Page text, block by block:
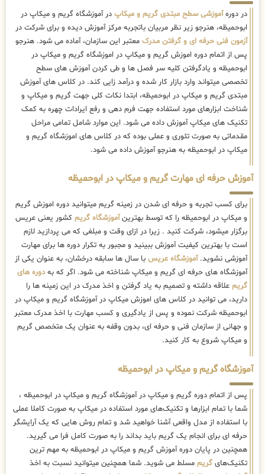
در دورهآموزشی سطح مبتدی گریم و میکاپ در آموزشگاه گریم و میکاپ در
ابوحمیظه، هنرجو زیر نظر مربیان باتجربه مرکز آموزش دیده و برای شرکت در
آزمون فنی حرفه ای و گرفتن مدرک معتبر این سازمان، آماده می شود. هنرجو
پس از اتمام دوره اموزش گریم و میکاپ در اموزشگاه گریم و میکاپ در
ابوحمیظه و یادگرفتن کلیه سر فصل ها و طی کردن آموزش های سطح
تخصصی میتواند وارد بازار کار شده و درآمد زایی کند. در کلاس های آموزش
مبتدی گریم و میکاپ در ابوحمیظه، ابتدا نکات کلی جهت گریم و میکاپ و
شناخت ابزارهای مورد استفاده جهت فرم دهی و رفع ایرادات چهره به کمک
تکنیک های میکاپ آموزش داده می شود. این موارد شامل تمامی مراحل
مقدماتی به صورت تئوری و عملی بوده که در کلاس های اموزشگاه گریم و
میکاپ در ابوحمیظه به هنرجو آموزش داده می شود.
آموزش حرفه ای مهارت گریم و میکاپ در ابوحمیظه
برای کسب تجربه و حرفه ای شدن در زمینه گریم میتوانید دوره اموزش گریم
و میکاپ در ابوحمیظه را که توسط بهترینآموزشگاه گریم کشور یعنی عریس
برگزار میشود، شرکت کنید . زیرا در ازای وقت و مبلغی که می پردازید لازم
است با بهترین کیفیت آموزش ببینید و مجبور به تکرار دوره ها برای مهارت
آموزشی نشوید.آموزشگاه عریس با سال ها سابقه درخشان، به عنوان یکی از
آموزشگاه های حرفه ای گریم و میکاپ شناخته می شود. اگر که بهدوره های
گریم علاقه داشته و تصمیم به یاد گرفتن و اخذ مدرک در این زمینه ها را
دارید، می توانید در کلاس های اموزش میکاپ در آموزشگاه گریم و میکاپ در
ابوحمیظه شرکت نموده و پس از یادگیری و کسب مهارت با اخذ مدرک معتبر
و جهانی از سازمان فنی و حرفه ای، بدون وقفه به عنوان یک متخصص گریم
و میکاپ شروع به کار کنید.
آموزشگاه گریم و میکاپ در ابوحمیظه
پس از اتمام دوره گریم و میکاپ در آموزشگاه گریم و میکاپ در ابوحمیظه ،
شما با تمام ابزارها و تکنیک‌های مورد استفاده در میکاپ به صورت کاملا عملی
با استفاده از مدل واقعی آشنا خواهید شد و تمام روش هایی که یک آرایشگر
حرفه ای برای انجام یک گریم باید بداند را به صورت کامل فرا می گیرید.
همچنین در پایان دوره آموزش گریم و میکاپ در ابوحمیظه به مهم ترین
تکنیک‌های گریم مسلط می شوید. شما همچنین میتوانید نسبت به اخذ